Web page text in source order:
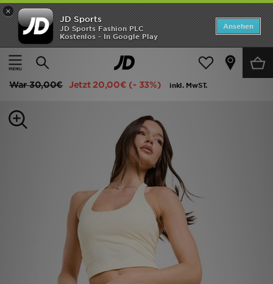
×
JD Sports
JD Sports Fashion PLC
Kostenlos - In Google Play
Ansehen
Startseite
Frauen Frauenkleidung Fitness Tops
DAILYSZN Sculpt Halter Neck Tanktop
War30,00€ Jetzt 20,00€ (- 33%) inkl. MwST.
Startseite
ANGEBOTE
Herren
JD Exklusives